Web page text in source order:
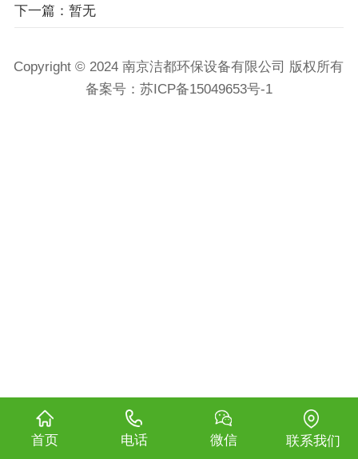
下一篇：暂无
Copyright © 2024 南京洁都环保设备有限公司 版权所有
备案号： 苏ICP备15049653号-1
首页 电话 微信 联系我们